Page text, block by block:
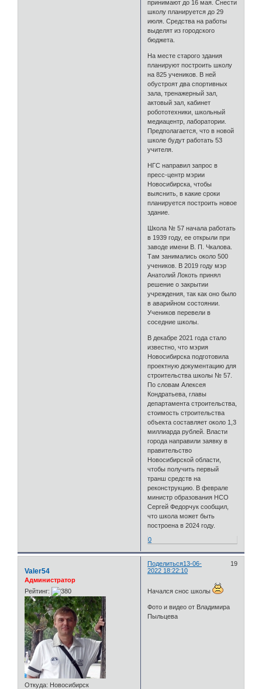
принимают до 16 мая. Снести
школу планируется до 29
июля. Средства на работы
выделят из городского
бюджета.
На месте старого здания
планируют построить школу
на 825 учеников. В ней
обустроят два спортивных
зала, тренажерный зал,
актовый зал, кабинет
робототехники, школьный
медиацентр, лаборатории.
Предполагается, что в новой
школе будут работать 53
учителя.
НГС направил запрос в
пресс-центр мэрии
Новосибирска, чтобы
выяснить, в какие сроки
планируется построить новое
здание.
Школа № 57 начала работать
в 1939 году, ее открыли при
заводе имени В. П. Чкалова.
Там занимались около 500
учеников. В 2019 году мэр
Анатолий Локоть принял
решение о закрытии
учреждения, так как оно было
в аварийном состоянии.
Учеников перевели в
соседние школы.
В декабре 2021 года стало
известно, что мэрия
Новосибирска подготовила
проектную документацию для
строительства школы № 57.
По словам Алексея
Кондратьева, главы
департамента строительства,
стоимость строительства
объекта составляет около 1,3
миллиарда рублей. Власти
города направили заявку в
правительство
Новосибирской области,
чтобы получить первый
транш средств на
реконструкцию. В феврале
министр образования НСО
Сергей Федорчук сообщил,
что школа может быть
построена в 2024 году.
0
Поделиться 19
13-06-
2022 18:22:10
Valer54
Администратор
Рейтинг:
Откуда: Новосибирск
Начался снос школы
Фото и видео от Владимира
Пыльцева